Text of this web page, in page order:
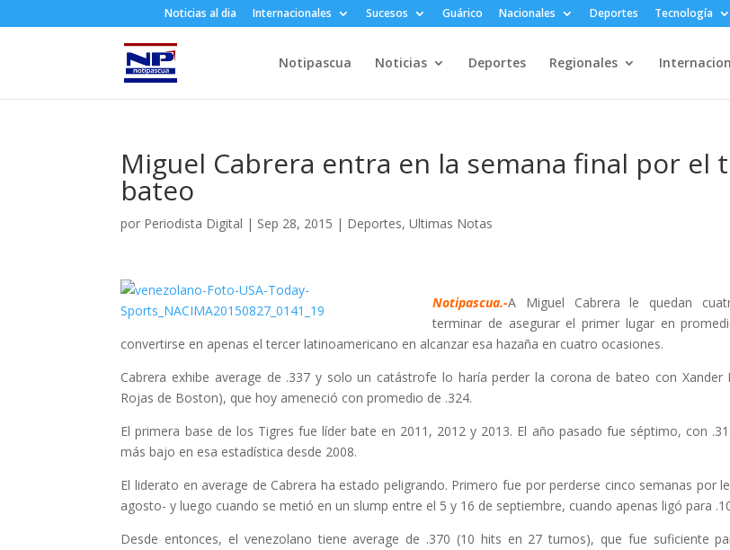
Noticias al dia Internacionales Sucesos Guárico Nacionales Deportes Tecnología
Notipascua Noticias Deportes Regionales
Miguel Cabrera entra en la semana final por el
bateo
por Periodista Digital | Sep 28, 2015 | Deportes,Ultimas Notas
Notipascua.-A Miguel Cabrera le quedan
terminar de asegurar el primer lugar en
convertirse en apenas el tercer latinoamericano en alcanzar esa hazaña en cuatro ocasiones.
Cabrera exhibe average de .337 y solo un catástrofe lo haría perder la corona de bateo con Xander
Rojas de Boston), que hoy ameneció con promedio de .324.
El primera base de los Tigres fue líder bate en 2011, 2012 y 2013. El año pasado fue séptimo, con
más bajo en esa estadística desde 2008.
El liderato en average de Cabrera ha estado peligrando. Primero fue por perderse cinco semanas por
agosto- y luego cuando se metió en un slump entre el 5 y 16 de septiembre, cuando apenas ligó para
Desde entonces, el venezolano tiene average de .370 (10 hits en 27 turnos), que fue suficiente